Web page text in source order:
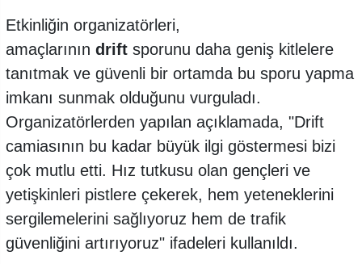
Etkinliğin organizatörleri,
amaçlarının drift sporunu daha geniş kitlelere
tanıtmak ve güvenli bir ortamda bu sporu yapma
imkanı sunmak olduğunu vurguladı.
Organizatörlerden yapılan açıklamada, "Drift
camiasının bu kadar büyük ilgi göstermesi bizi
çok mutlu etti. Hız tutkusu olan gençleri ve
yetişkinleri pistlere çekerek, hem yeteneklerini
sergilemelerini sağlıyoruz hem de trafik
güvenliğini artırıyoruz" ifadeleri kullanıldı.